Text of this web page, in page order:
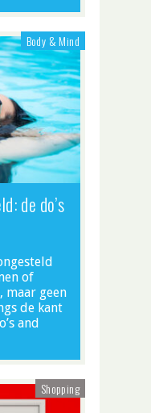
Body & Mind
de do’s
of
maar geen
de kant
and
Shopping